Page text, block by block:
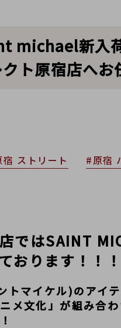
michael新
ト原宿店へお
宿 ストリート #原宿
ではSAINT
おります！！！
マイケル)のアイテ
メ文化」が組み合